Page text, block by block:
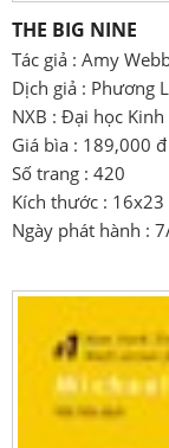
THE BIG NINE
Tác giả : Amy
Dịch giả : Phương
NXB : Đại học Kinh
Giá bìa : 189,000 đ
Số trang : 420
Kích thước : 16x23
Ngày phát hành :